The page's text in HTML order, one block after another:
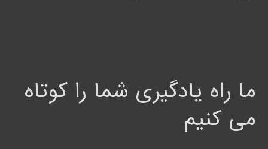
ما راه یادگیری شما را کوتاه
می کنیم